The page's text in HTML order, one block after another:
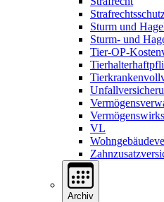
Sturm und
Sturm- und
Tier-OP-
VL
Archiv